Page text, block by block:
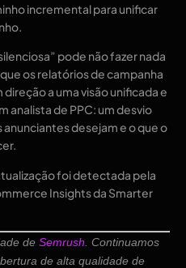
incremental para unificar
pode não fazer nada
os relatórios de campanha
a uma visão unificada e
analista de PPC: um desvio
desejam e o que o
foi detectada pela
Insights da Smarter
de Semrush . Continuamos
de alta qualidade de